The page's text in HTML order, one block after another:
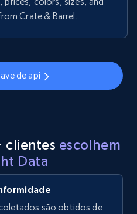
description,
price, Discount,
description,
price, Discount,
Crate & Barrel.
de api
clientes escolhem
Data
são obtidos de